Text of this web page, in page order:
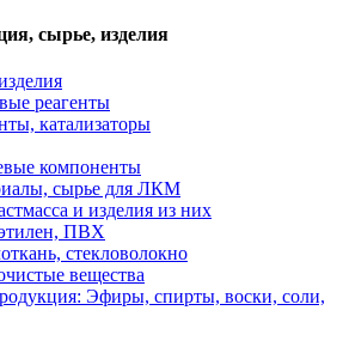
сырье, изделия
реагенты
катализаторы
компоненты
сырье для ЛКМ
и изделия из них
ПВХ
стекловолокно
вещества
Эфиры, спирты, воски, соли,